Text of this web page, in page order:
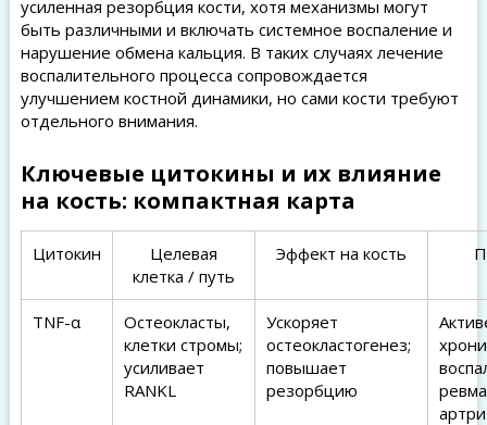
усиленная резорбция кости, хотя механизмы могут
быть различными и включать системное воспаление и
нарушение обмена кальция. В таких случаях лечение
воспалительного процесса сопровождается
улучшением костной динамики, но сами кости требуют
отдельного внимания.
Ключевые цитокины и их влияние
на кость: компактная карта
Цитокин
Целевая
клетка / путь
Эффект на кость
TNF-α
Остеокласты,
клетки стромы;
усиливает
RANKL
Ускоряет
остеокластогенез;
повышает
резорбцию